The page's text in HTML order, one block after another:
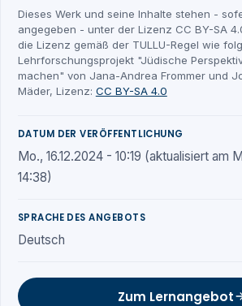
Dieses Werk und seine Inhalte stehen -
angegeben - unter der Lizenz CC BY-SA
die Lizenz gemäß der TULLU-Regel wie
Lehrforschungsprojekt "Jüdische
machen" von Jana-Andrea Frommer und
Mäder, Lizenz: CC BY-SA 4.0
DATUM DER VERÖFFENTLICHUNG
Mo., 16.12.2024 - 10:19 (aktualisiert am
14:38)
SPRACHE DES ANGEBOTS
Deutsch
Zum Lernangebot